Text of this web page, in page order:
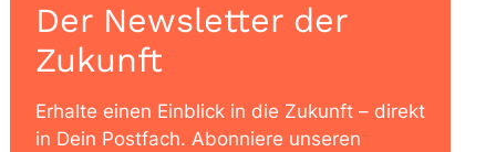
Der Newsletter der
Zukunft
Erhalte einen Einblick in die Zukunft – direkt
in Dein Postfach. Abonniere unseren